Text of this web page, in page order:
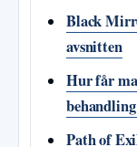
Black
avsnitten
Hur får
Path of